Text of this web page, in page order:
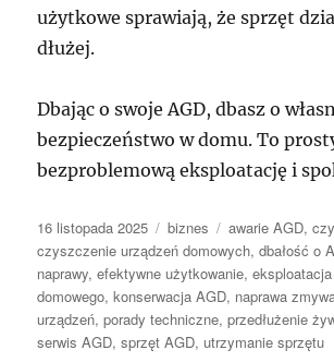
użytkowe sprawiają, że sprzęt
dłużej.
Dbając o swoje AGD, dbasz o
bezpieczeństwo w domu. To
bezproblemową eksploatację i
Data
publikacji
16 listopada 2025 Kategorie
biznes Tagi
awarie AGD,
czyszczenie urządzeń domowych,dbałość o
naprawy,efektywne użytkowanie,
domowego,konserwacja AGD, naprawa
urządzeń,porady techniczne,przedłużenie
serwis AGD,sprzęt AGD, utrzymanie sprzętu